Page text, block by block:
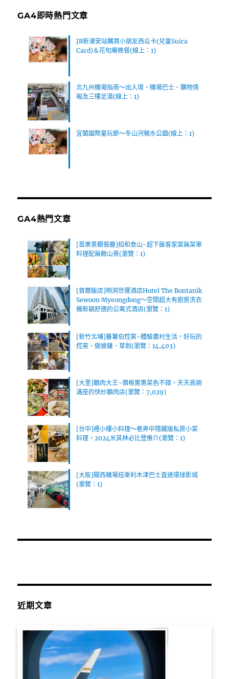
GA4即時熱門文章
JR新浦安站購買小朋友西瓜卡(兒童Suica
Card)＆花旬庵晚餐(線上：1)
北九州機場指南～出入境、機場巴士、購物情
報及三樓足湯(線上：1)
宜蘭國際童玩節～冬山河親水公園(線上：1)
GA4熱門文章
[苗栗景觀餐廳]招和食山~超下飯客家菜無菜單
料理配無敵山景(瀏覽：1)
[首爾飯店]明洞世運酒店Hotel The Bontanik
Sewoon Myeongdong～空間超大有廚房洗衣
機新穎舒適的公寓式酒店(瀏覽：1)
[新竹北埔]蕃薯伯焢窯~體驗農村生活，好玩的
焢窯、做披薩、草劍(瀏覽：14,403)
[大里]鵝肉大王~價格實惠菜色不錯，天天高朋
滿座的快炒鵝肉店(瀏覽：7,029)
[台中]裡小樓小料理～巷弄中隱藏版私房小菜
料理，2024米其林必比登推介(瀏覽：1)
[大阪]關西機場搭乘利木津巴士直達環球影城
(瀏覽：1)
近期文章